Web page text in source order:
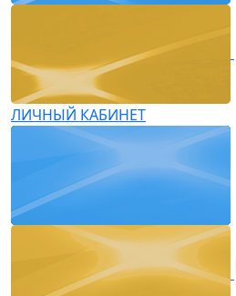
ЛИЧНЫЙ КАБИНЕТ